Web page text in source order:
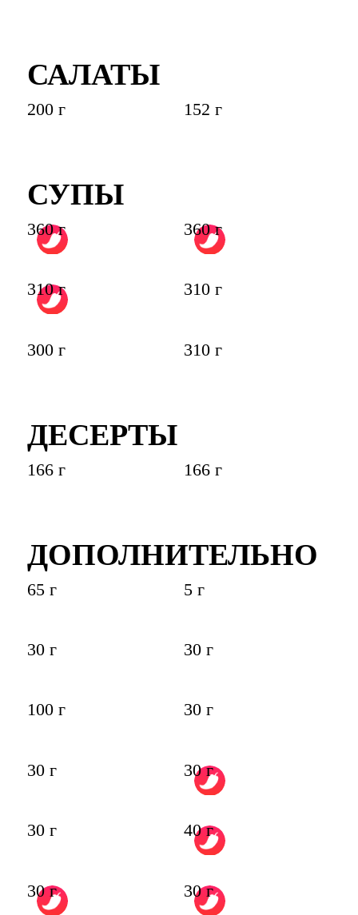
САЛАТЫ
200 г 152 г
СУПЫ
360 г 360 г
310 г 310 г
300 г 310 г
ДЕСЕРТЫ
166 г 166 г
ДОПОЛНИТЕЛЬНО
65 г 5 г
30 г 30 г
100 г 30 г
30 г 30 г
30 г 40 г
30 г 30 г